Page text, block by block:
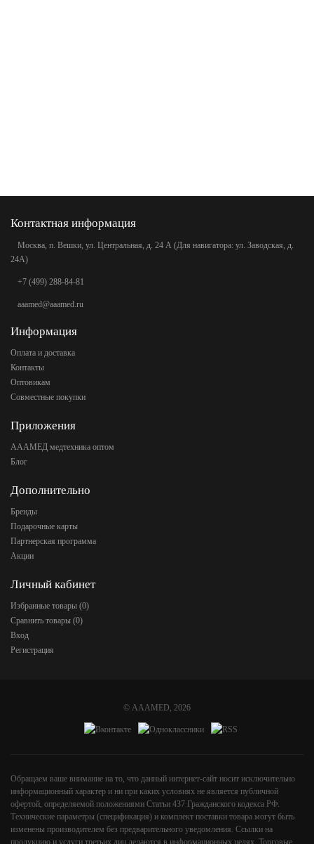
Контактная информация
Москва, п. Вешки, ул. Центральная, д. 24 А (Для навигатора: ул. Заводская, д.
24А)
+7 (499) 288-84-81
aaamed@aaamed.ru
Информация
Оплата и доставка
Контакты
Оптовикам
Совместные покупки
Приложения
АААМЕД медтехника оптом
Блог
Дополнительно
Бренды
Подарочные карты
Партнерская программа
Акции
Личный кабинет
Избранные товары (0)
Сравнить товары (0)
Вход
Регистрация
© AAAMED, 2026
Обращаем ваше внимание на то, что данный интернет-сайт носит исключительно
информационный характер и ни при каких условиях не является публичной
офертой, определяемой положениями Статьи 437 Гражданского кодекса РФ.
Технические параметры (спецификация) и комплект поставки товара могут быть
изменены производителем без предварительного уведомления. Ссылки на
продукцию и услуги третьих лиц делаются в информационных целях. Торговые